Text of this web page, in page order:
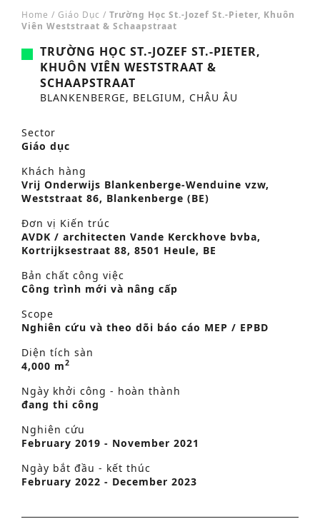
Home / Giáo Dục / Trường Học St.-Jozef St.-Pieter, Khuôn
Viên Weststraat & Schaapstraat
TRƯỜNG HỌC ST.-JOZEF ST.-PIETER,
KHUÔN VIÊN WESTSTRAAT &
SCHAAPSTRAAT
BLANKENBERGE, BELGIUM, CHÂU ÂU
Sector
Giáo dục
Khách hàng
Vrij Onderwijs Blankenberge-Wenduine vzw,
Weststraat 86, Blankenberge (BE)
Đơn vị Kiến trúc
AVDK / architecten Vande Kerckhove bvba,
Kortrijksestraat 88, 8501 Heule, BE
Bản chất công việc
Công trình mới và nâng cấp
Scope
Nghiên cứu và theo dõi báo cáo MEP / EPBD
Diện tích sàn
4,000 m2
Ngày khởi công - hoàn thành
đang thi công
Nghiên cứu
February 2019 - November 2021
Ngày bắt đầu - kết thúc
February 2022 - December 2023